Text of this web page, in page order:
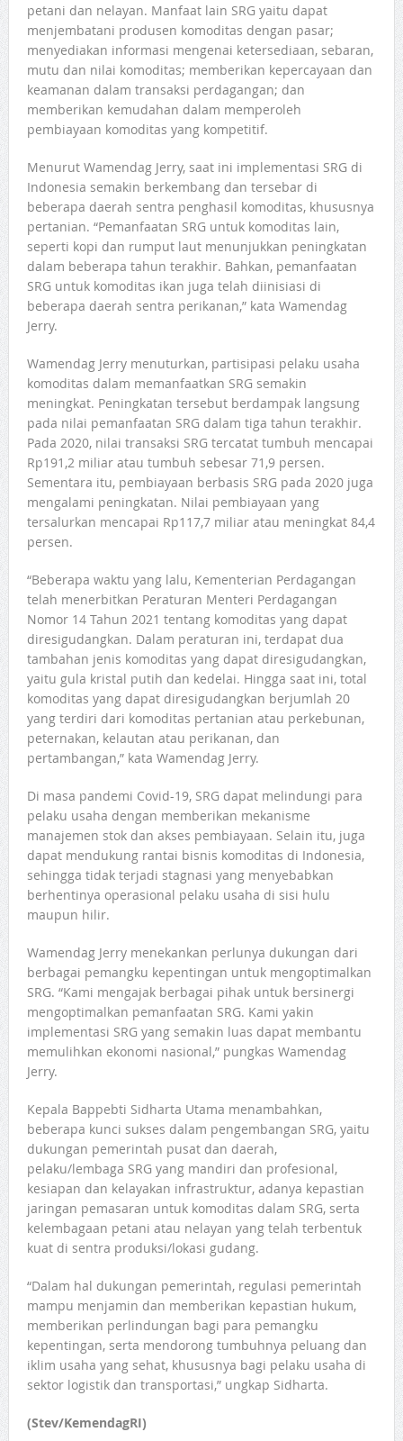
petani dan nelayan. Manfaat lain SRG yaitu dapat
menjembatani produsen komoditas dengan pasar;
menyediakan informasi mengenai ketersediaan, sebaran,
mutu dan nilai komoditas; memberikan kepercayaan dan
keamanan dalam transaksi perdagangan; dan
memberikan kemudahan dalam memperoleh
pembiayaan komoditas yang kompetitif.
Menurut Wamendag Jerry, saat ini implementasi SRG di
Indonesia semakin berkembang dan tersebar di
beberapa daerah sentra penghasil komoditas, khususnya
pertanian. “Pemanfaatan SRG untuk komoditas lain,
seperti kopi dan rumput laut menunjukkan peningkatan
dalam beberapa tahun terakhir. Bahkan, pemanfaatan
SRG untuk komoditas ikan juga telah diinisiasi di
beberapa daerah sentra perikanan,” kata Wamendag
Jerry.
Wamendag Jerry menuturkan, partisipasi pelaku usaha
komoditas dalam memanfaatkan SRG semakin
meningkat. Peningkatan tersebut berdampak langsung
pada nilai pemanfaatan SRG dalam tiga tahun terakhir.
Pada 2020, nilai transaksi SRG tercatat tumbuh mencapai
Rp191,2 miliar atau tumbuh sebesar 71,9 persen.
Sementara itu, pembiayaan berbasis SRG pada 2020 juga
mengalami peningkatan. Nilai pembiayaan yang
tersalurkan mencapai Rp117,7 miliar atau meningkat 84,4
persen.
“Beberapa waktu yang lalu, Kementerian Perdagangan
telah menerbitkan Peraturan Menteri Perdagangan
Nomor 14 Tahun 2021 tentang komoditas yang dapat
diresigudangkan. Dalam peraturan ini, terdapat dua
tambahan jenis komoditas yang dapat diresigudangkan,
yaitu gula kristal putih dan kedelai. Hingga saat ini, total
komoditas yang dapat diresigudangkan berjumlah 20
yang terdiri dari komoditas pertanian atau perkebunan,
peternakan, kelautan atau perikanan, dan
pertambangan,” kata Wamendag Jerry.
Di masa pandemi Covid-19, SRG dapat melindungi para
pelaku usaha dengan memberikan mekanisme
manajemen stok dan akses pembiayaan. Selain itu, juga
dapat mendukung rantai bisnis komoditas di Indonesia,
sehingga tidak terjadi stagnasi yang menyebabkan
berhentinya operasional pelaku usaha di sisi hulu
maupun hilir.
Wamendag Jerry menekankan perlunya dukungan dari
berbagai pemangku kepentingan untuk mengoptimalkan
SRG. “Kami mengajak berbagai pihak untuk bersinergi
mengoptimalkan pemanfaatan SRG. Kami yakin
implementasi SRG yang semakin luas dapat membantu
memulihkan ekonomi nasional,” pungkas Wamendag
Jerry.
Kepala Bappebti Sidharta Utama menambahkan,
beberapa kunci sukses dalam pengembangan SRG, yaitu
dukungan pemerintah pusat dan daerah,
pelaku/lembaga SRG yang mandiri dan profesional,
kesiapan dan kelayakan infrastruktur, adanya kepastian
jaringan pemasaran untuk komoditas dalam SRG, serta
kelembagaan petani atau nelayan yang telah terbentuk
kuat di sentra produksi/lokasi gudang.
“Dalam hal dukungan pemerintah, regulasi pemerintah
mampu menjamin dan memberikan kepastian hukum,
memberikan perlindungan bagi para pemangku
kepentingan, serta mendorong tumbuhnya peluang dan
iklim usaha yang sehat, khususnya bagi pelaku usaha di
sektor logistik dan transportasi,” ungkap Sidharta.
(Stev/KemendagRI)